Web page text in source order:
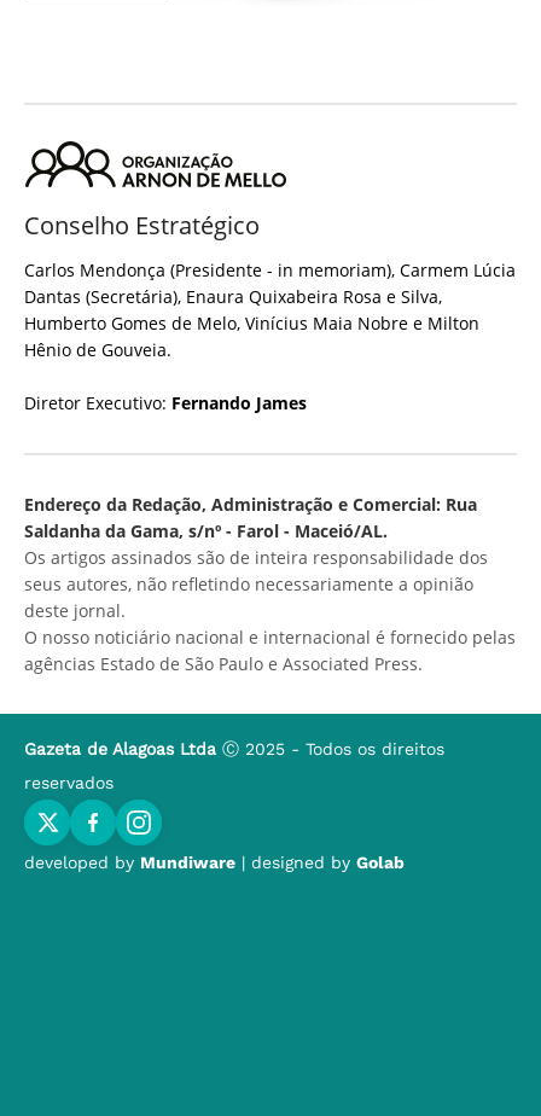
Conselho Estratégico
Carlos Mendonça (Presidente - in memoriam), Carmem Lúcia
Dantas (Secretária), Enaura Quixabeira Rosa e Silva,
Humberto Gomes de Melo, Vinícius Maia Nobre e Milton
Hênio de Gouveia.
Diretor Executivo: Fernando James
Endereço da Redação, Administração e Comercial: Rua
Saldanha da Gama, s/nº - Farol - Maceió/AL.
Os artigos assinados são de inteira responsabilidade dos
seus autores, não refletindo necessariamente a opinião
deste jornal.
O nosso noticiário nacional e internacional é fornecido pelas
agências Estado de São Paulo e Associated Press.
Gazeta de Alagoas Ltda Ⓒ 2025 - Todos os direitos
reservados
developed by Mundiware | designed by Golab